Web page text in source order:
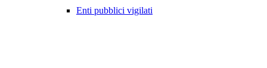
Enti pubblici vigilati